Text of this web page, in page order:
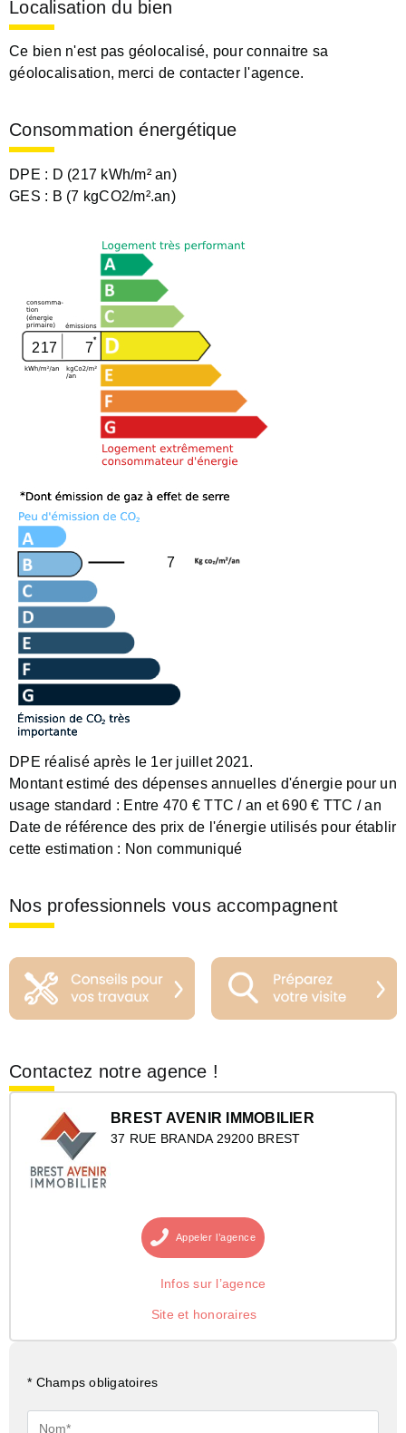
Localisation du bien
Ce bien n'est pas géolocalisé, pour connaitre sa
géolocalisation, merci de contacter l'agence.
Consommation énergétique
DPE : D (217 kWh/m² an)
GES : B (7 kgCO2/m².an)
217 7
7
DPE réalisé après le 1er juillet 2021.
Montant estimé des dépenses annuelles d'énergie pour un
usage standard : Entre 470 € TTC / an et 690 € TTC / an
Date de référence des prix de l'énergie utilisés pour établir
cette estimation : Non communiqué
Nos professionnels vous accompagnent
Contactez notre agence !
BREST AVENIR IMMOBILIER
37 RUE BRANDA 29200 BREST
Appeler l’agence
Infos sur l’agence
Site et honoraires
* Champs obligatoires
Nom*